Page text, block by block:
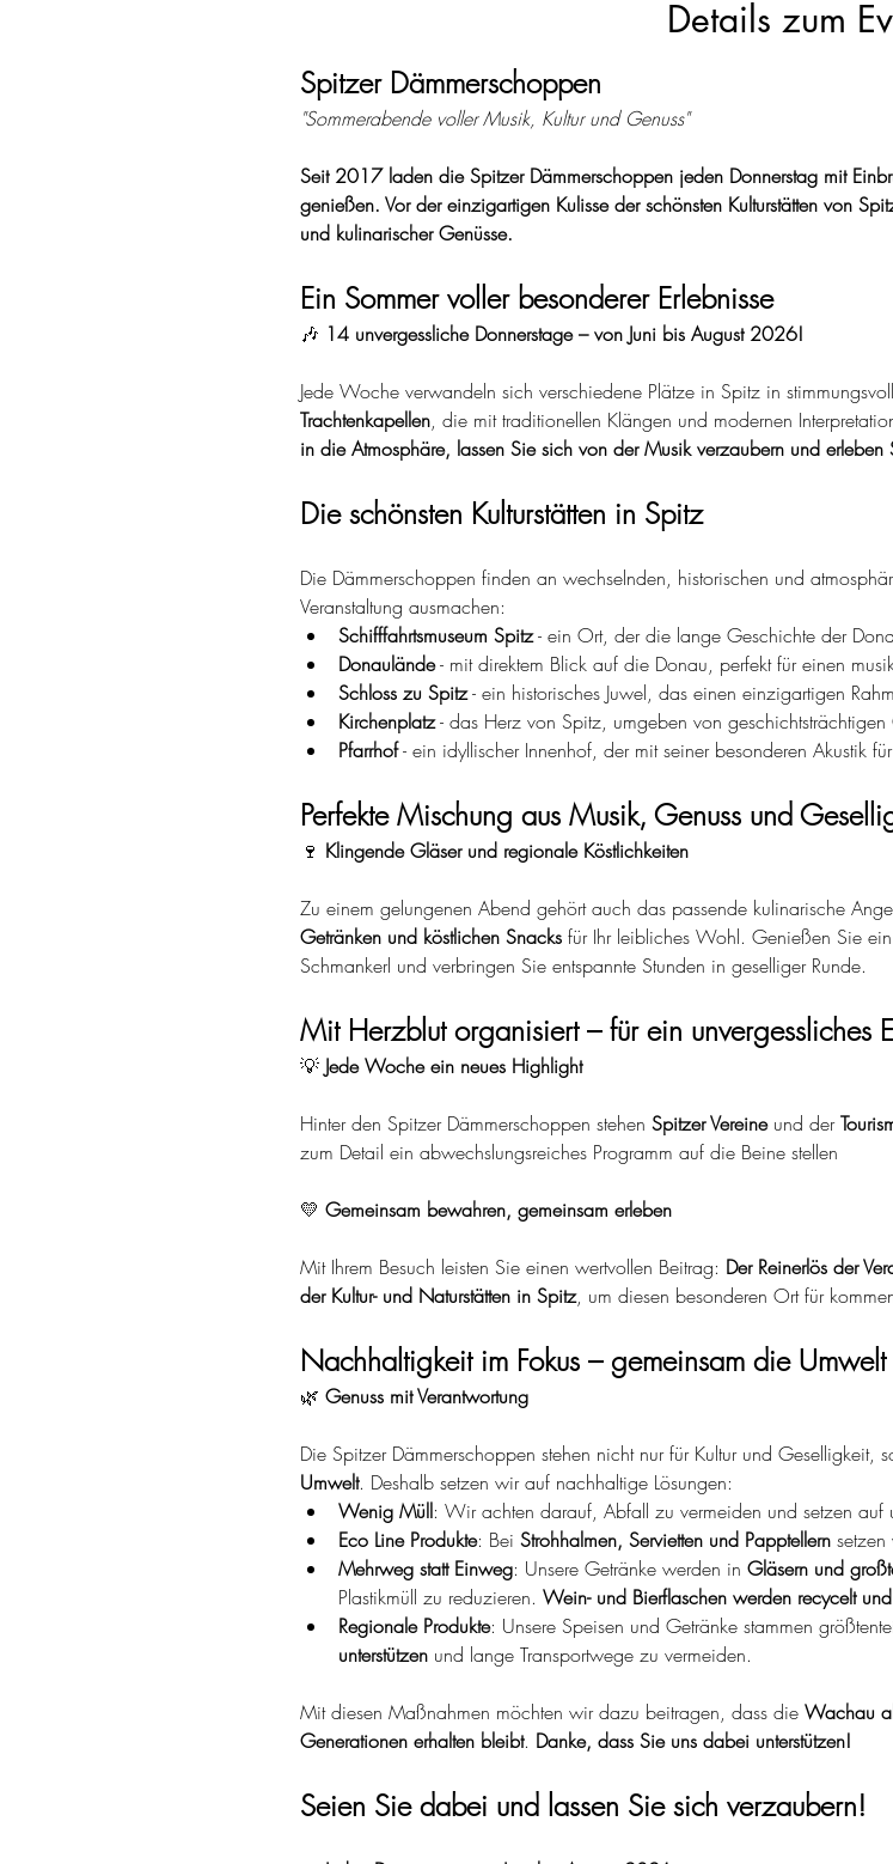
Details zum
Spitzer Dämmerschoppen
"Sommerabende voller Musik, Kultur und Genuss"
Seit 2017 laden die Spitzer Dämmerschoppen jeden Donnerstag mit
genießen. Vor der einzigartigen Kulisse der schönsten Kulturstätten von
und kulinarischer Genüsse.
Ein Sommer voller besonderer Erlebnisse
🎶 14 unvergessliche Donnerstage – von Juni bis August 2026!
Jede Woche verwandeln sich verschiedene Plätze in Spitz in
Trachtenkapellen, die mit traditionellen Klängen und modernen
in die Atmosphäre, lassen Sie sich von der Musik verzaubern und
Die schönsten Kulturstätten in Spitz
Die Dämmerschoppen finden an wechselnden, historischen und
Veranstaltung ausmachen:
Schifffahrtsmuseum Spitz - ein Ort, der die lange Geschichte der
Donaulände - mit direktem Blick auf die Donau, perfekt für einen
Schloss zu Spitz - ein historisches Juwel, das einen einzigartigen
Kirchenplatz - das Herz von Spitz, umgeben von
Pfarrhof - ein idyllischer Innenhof, der mit seiner besonderen Akustik
Perfekte Mischung aus Musik, Genuss und
🍷 Klingende Gläser und regionale Köstlichkeiten
Zu einem gelungenen Abend gehört auch das passende kulinarische
Getränken und köstlichen Snacks für Ihr leibliches Wohl. Genießen Sie
Schmankerl und verbringen Sie entspannte Stunden in geselliger Runde.
Mit Herzblut organisiert – für ein unvergessliches
💡 Jede Woche ein neues Highlight
Hinter den Spitzer Dämmerschoppen stehen Spitzer Vereine und der
zum Detail ein abwechslungsreiches Programm auf die Beine stellen
💛 Gemeinsam bewahren, gemeinsam erleben
Mit Ihrem Besuch leisten Sie einen wertvollen Beitrag: Der Reinerlös der
der Kultur- und Naturstätten in Spitz, um diesen besonderen Ort für
Nachhaltigkeit im Fokus – gemeinsam die Umwelt
🌿 Genuss mit Verantwortung
Die Spitzer Dämmerschoppen stehen nicht nur für Kultur und Geselligkeit,
Umwelt. Deshalb setzen wir auf nachhaltige Lösungen:
Wenig Müll: Wir achten darauf, Abfall zu vermeiden und setzen auf
Eco Line Produkte: Bei Strohhalmen, Servietten und Papptellern setzen
Mehrweg statt Einweg: Unsere Getränke werden in Gläsern und
Plastikmüll zu reduzieren. Wein- und Bierflaschen werden recycelt
Regionale Produkte: Unsere Speisen und Getränke stammen
unterstützen und lange Transportwege zu vermeiden.
Mit diesen Maßnahmen möchten wir dazu beitragen, dass die Wachau
Generationen erhalten bleibt. Danke, dass Sie uns dabei unterstützen!
Seien Sie dabei und lassen Sie sich verzaubern!